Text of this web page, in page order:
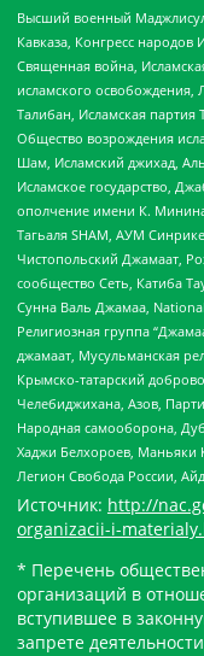
Высший военный
Кавказа, Конгресс народов
Священная война,
исламского
Талибан, Исламская
Общество возрождения
Шам, Исламский джихад,
Исламское государство,
ополчение имени К.
Тагьаля SHAM, АУМ
Чистопольский Джамаат,
сообщество Сеть, Катиба
Сунна Валь Джамаа,
Религиозная группа
джамаат, Мусульманская
Крымско-татарский
Челебиджихана, Азов,
Народная самооборона,
Хаджи Белхороев, Маньяки
Легион Свобода России,
Источник: http://
organizacii-i-
* Перечень
организаций в
вступившее в
запрете